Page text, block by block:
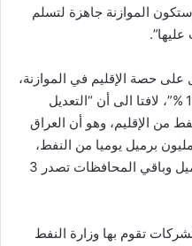
الموازنة جاهزة لتسلم
على حصة الإقليم في الموازنة،
وبقيت كما جاءت من الحكومة 12.67 %”، لافتا الى أن “التعديل
من الإقليم، وهو أن العراق
ونصف المليون برميل يوميا من النفط،
فأصبحت حصة الإقليم 400 ألف برميل وباقي المحافظات تصدر 3
تقوم بها وزارة النفط